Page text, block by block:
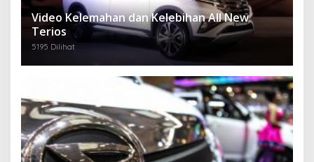
Video Kelemahan dan Kelebihan All New
Terios
5195 Dilihat